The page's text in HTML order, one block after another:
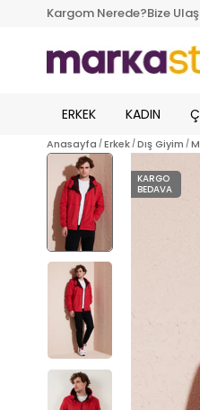
Kargom Nerede?Bize
ERKEK KADIN
Anasayfa Erkek Dış Giyim
KARGO
BEDAVA